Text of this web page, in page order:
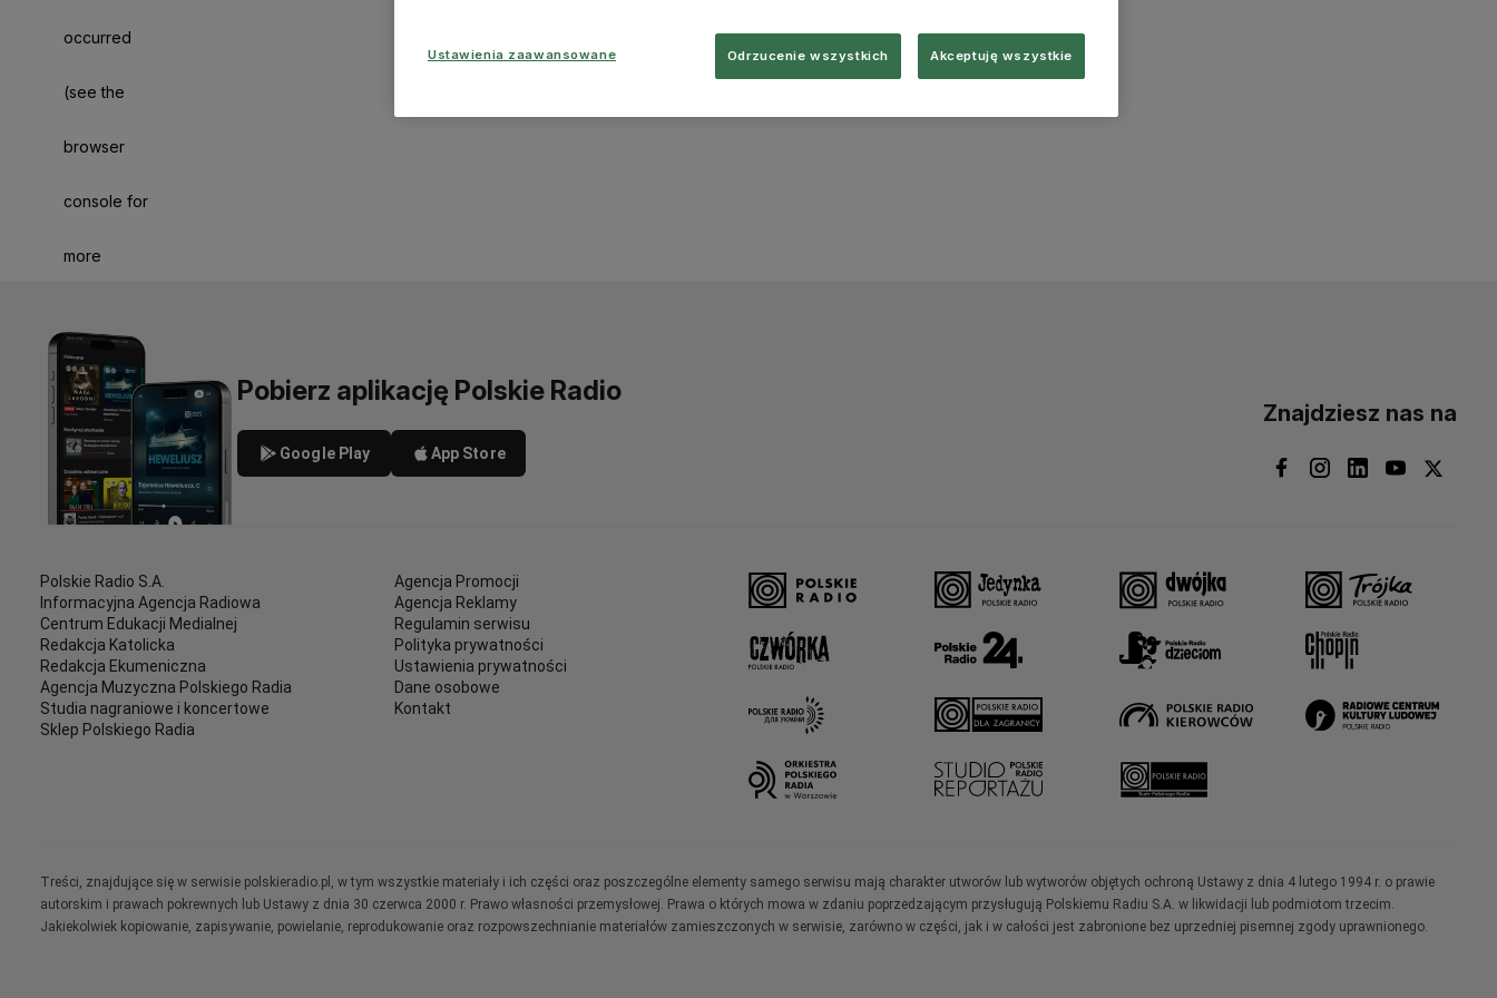
occurred
(see the
browser
console for
more
Pobierz aplikację Polskie Radio
Google Play App Store
Znajdziesz nas na
Polskie Radio S.A.
Informacyjna Agencja Radiowa
Centrum Edukacji Medialnej
Redakcja Katolicka
Redakcja Ekumeniczna
Agencja Muzyczna Polskiego Radia
Studia nagraniowe i koncertowe
Sklep Polskiego Radia
Agencja Promocji
Agencja Reklamy
Regulamin serwisu
Polityka prywatności
Ustawienia prywatności
Dane osobowe
Kontakt
Treści, znajdujące się w serwisie polskieradio.pl, w tym wszystkie materiały i ich części oraz poszczególne elementy samego serwisu mają charakter utworów lub wytworów objętych ochroną Ustawy z dnia 4 lutego 1994 r. o prawie
autorskim i prawach pokrewnych lub Ustawy z dnia 30 czerwca 2000 r. Prawo własności przemysłowej. Prawa o których mowa w zdaniu poprzedzającym przysługują Polskiemu Radiu S.A. w likwidacji lub podmiotom trzecim.
Jakiekolwiek kopiowanie, zapisywanie, powielanie, reprodukowanie oraz rozpowszechnianie materiałów zamieszczonych w serwisie, zarówno w części, jak i w całości jest zabronione bez uprzedniej pisemnej zgody uprawnionego.
Ustawienia zaawansowane Odrzucenie wszystkich Akceptuję wszystkie